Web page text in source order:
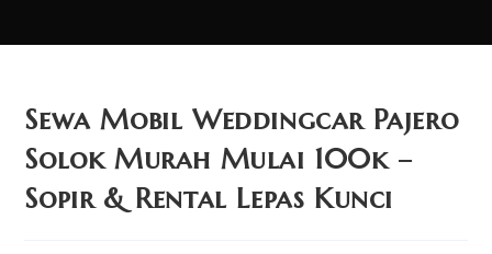
Sewa Mobil Weddingcar Pajero
Solok Murah Mulai 100k –
Sopir & Rental Lepas Kunci